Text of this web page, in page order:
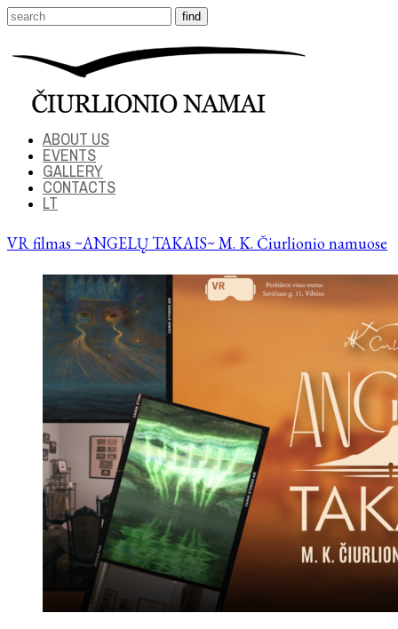
ABOUT US
EVENTS
GALLERY
CONTACTS
LT
VR filmas ~ANGELŲ TAKAIS~ M. K. Čiurlionio namuose